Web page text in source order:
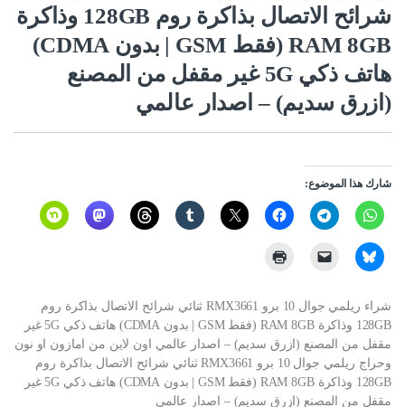
شرائح الاتصال بذاكرة روم 128GB وذاكرة
RAM 8GB (فقط GSM | بدون CDMA)
هاتف ذكي 5G غير مقفل من المصنع
(ازرق سديم) – اصدار عالمي
شارك هذا الموضوع:
شراء ريلمي جوال 10 برو RMX3661 ثنائي شرائح الاتصال بذاكرة روم
128GB وذاكرة RAM 8GB (فقط GSM | بدون CDMA) هاتف ذكي 5G غير
مقفل من المصنع (ازرق سديم) – اصدار عالمي اون لاين من امازون او نون
وحراج ريلمي جوال 10 برو RMX3661 ثنائي شرائح الاتصال بذاكرة روم
128GB وذاكرة RAM 8GB (فقط GSM | بدون CDMA) هاتف ذكي 5G غير
مقفل من المصنع (ازرق سديم) – اصدار عالمي